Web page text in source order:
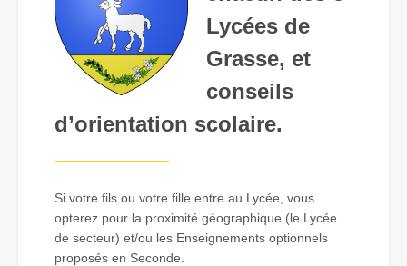
Lycées de
Grasse, et
conseils
d’orientation scolaire.
—————————
Si votre fils ou votre fille entre au Lycée, vous
opterez pour la proximité géographique (le Lycée
de secteur) et/ou les Enseignements optionnels
proposés en Seconde.